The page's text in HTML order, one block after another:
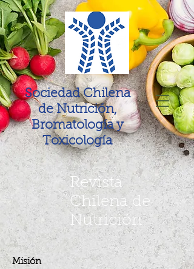
Sociedad Chilena
de Nutrición,
Bromatología y
Toxicología
Revista
Chilena de
Nutrición
Misión